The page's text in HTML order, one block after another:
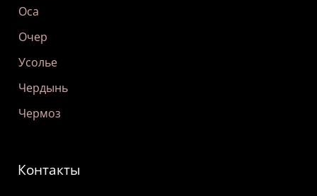
Оса
Очер
Усолье
Чердынь
Чермоз
Контакты